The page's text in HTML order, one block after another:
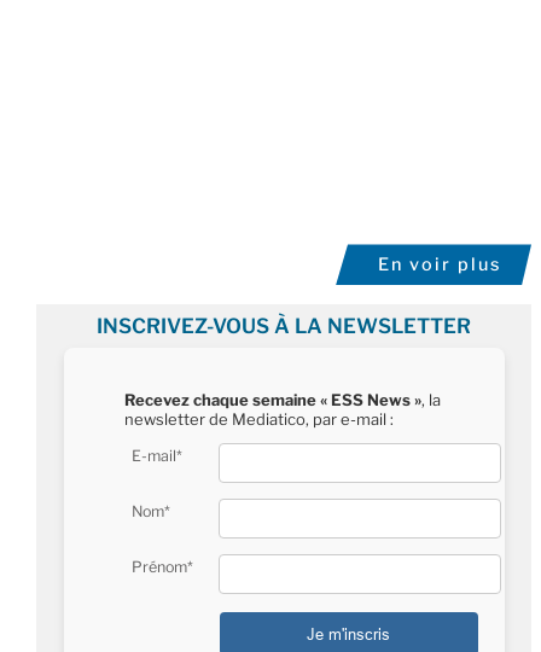
En voir plus
INSCRIVEZ-VOUS À LA NEWSLETTER
Recevez chaque semaine « ESS News », la
newsletter de Mediatico, par e-mail :
E-mail*
Nom*
Prénom*